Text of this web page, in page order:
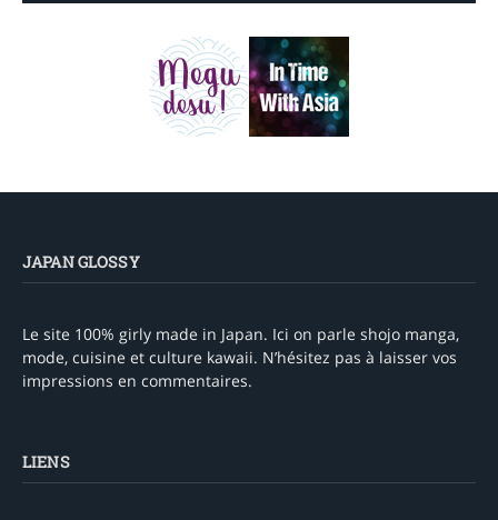
JAPAN GLOSSY
Le site 100% girly made in Japan. Ici on parle shojo manga,
mode, cuisine et culture kawaii. N’hésitez pas à laisser vos
impressions en commentaires.
LIENS